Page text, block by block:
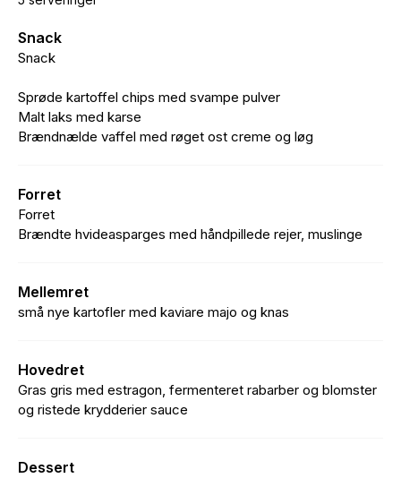
Snack
Snack
Sprøde kartoffel chips med svampe pulver
Malt laks med karse
Brændnælde vaffel med røget ost creme og løg
Forret
Forret
Brændte hvideasparges med håndpillede rejer, muslinge
Mellemret
små nye kartofler med kaviare majo og knas
Hovedret
Gras gris med estragon, fermenteret rabarber og blomster
og ristede krydderier sauce
Dessert